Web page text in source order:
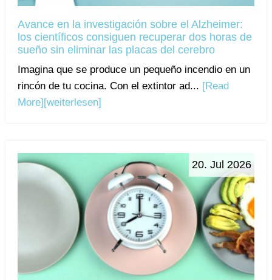
Avance en la investigación sobre el Alzheimer:
los científicos consiguen recuperar dos horas de
sueño sin eliminar las placas del cerebro
Imagina que se produce un pequeño incendio en un
rincón de tu cocina. Con el extintor ad... [Read
More][weiterlesen]
20. Jul 2026